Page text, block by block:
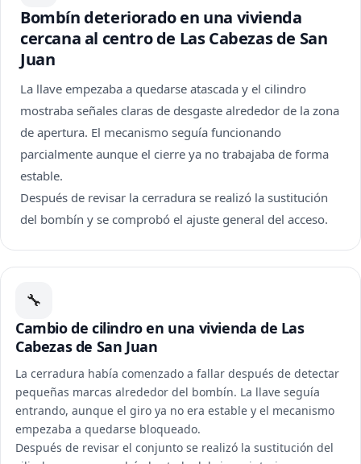
Bombín deteriorado en una vivienda
cercana al centro de Las Cabezas de San
Juan
La llave empezaba a quedarse atascada y el cilindro
mostraba señales claras de desgaste alrededor de la zona
de apertura. El mecanismo seguía funcionando
parcialmente aunque el cierre ya no trabajaba de forma
estable.
Después de revisar la cerradura se realizó la sustitución
del bombín y se comprobó el ajuste general del acceso.
🔧
Cambio de cilindro en una vivienda de Las
Cabezas de San Juan
La cerradura había comenzado a fallar después de detectar
pequeñas marcas alrededor del bombín. La llave seguía
entrando, aunque el giro ya no era estable y el mecanismo
empezaba a quedarse bloqueado.
Después de revisar el conjunto se realizó la sustitución del